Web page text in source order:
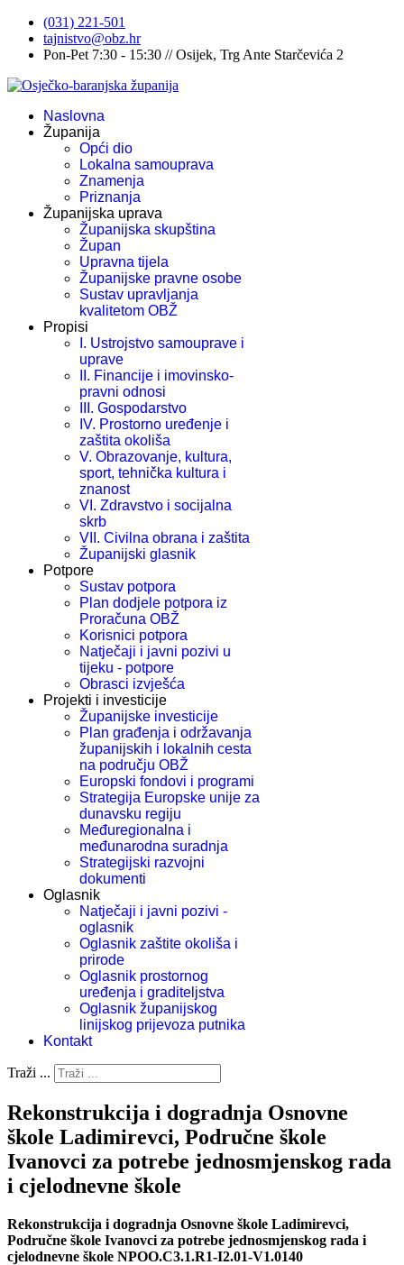
(031) 221-501
tajnistvo@obz.hr
Pon-Pet 7:30 - 15:30 // Osijek, Trg Ante Starčevića 2
Naslovna
Županija
Opći dio
Lokalna samouprava
Znamenja
Priznanja
Županijska uprava
Županijska skupština
Župan
Upravna tijela
Županijske pravne osobe
Sustav upravljanja
kvalitetom OBŽ
Propisi
I. Ustrojstvo samouprave i
uprave
II. Financije i imovinsko-
pravni odnosi
III. Gospodarstvo
IV. Prostorno uređenje i
zaštita okoliša
V. Obrazovanje, kultura,
sport, tehnička kultura i
znanost
VI. Zdravstvo i socijalna
skrb
VII. Civilna obrana i zaštita
Županijski glasnik
Potpore
Sustav potpora
Plan dodjele potpora iz
Proračuna OBŽ
Korisnici potpora
Natječaji i javni pozivi u
tijeku - potpore
Obrasci izvješća
Projekti i investicije
Županijske investicije
Plan građenja i održavanja
županijskih i lokalnih cesta
na području OBŽ
Europski fondovi i programi
Strategija Europske unije za
dunavsku regiju
Međuregionalna i
međunarodna suradnja
Strategijski razvojni
dokumenti
Oglasnik
Natječaji i javni pozivi -
oglasnik
Oglasnik zaštite okoliša i
prirode
Oglasnik prostornog
uređenja i graditeljstva
Oglasnik županijskog
linijskog prijevoza putnika
Kontakt
Traži ...
Rekonstrukcija i dogradnja Osnovne
škole Ladimirevci, Područne škole
Ivanovci za potrebe jednosmjenskog rada
i cjelodnevne škole
Rekonstrukcija i dogradnja Osnovne škole Ladimirevci,
Područne škole Ivanovci za potrebe jednosmjenskog rada i
cjelodnevne škole NPOO.C3.1.R1-I2.01-V1.0140